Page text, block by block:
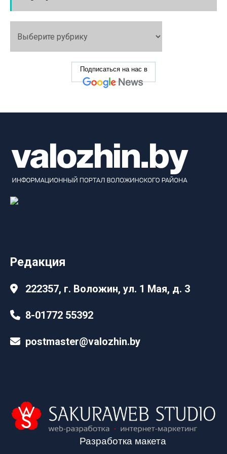
Подписаться на нас в
Редакция
222357, г. Воложин, ул. 1 Мая, д. 3
8-01772 55392
postmaster@valozhin.by
Разработка макета